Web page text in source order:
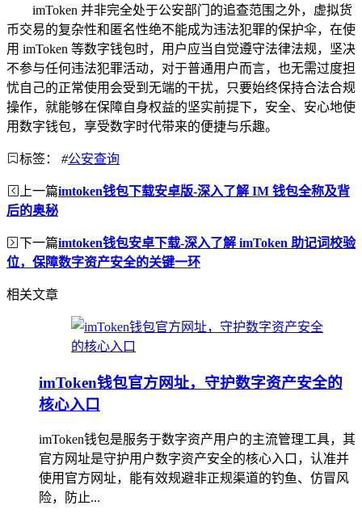
imToken 并非完全处于公安部门的追查范围之外，虚拟货
币交易的复杂性和匿名性绝不能成为违法犯罪的保护伞，在使
用 imToken 等数字钱包时，用户应当自觉遵守法律法规，坚决
不参与任何违法犯罪活动，对于普通用户而言，也无需过度担
忧自己的正常使用会受到无端的干扰，只要始终保持合法合规
操作，就能够在保障自身权益的坚实前提下，安全、安心地使
用数字钱包，享受数字时代带来的便捷与乐趣。
标签： #公安查询
上一篇imtoken钱包下载安卓版-深入了解 IM 钱包全称及背
后的奥秘
下一篇imtoken钱包安卓下载-深入了解 imToken 助记词校验
位，保障数字资产安全的关键一环
相关文章
imToken钱包官方网址，守护数字资产安全的
核心入口
imToken钱包是服务于数字资产用户的主流管理工具，其
官方网址是守护用户数字资产安全的核心入口，认准并
使用官方网址，能有效规避非正规渠道的钓鱼、仿冒风
险，防止...